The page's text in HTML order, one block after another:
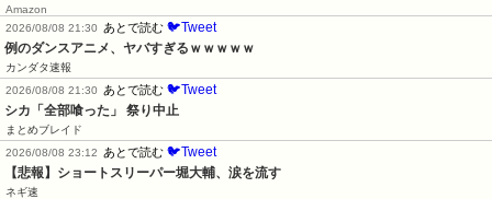
Amazon
2026/08/08 21:30
あとで読む 🐦Tweet
例のダンスアニメ、ヤバすぎるｗｗｗｗｗ
カンダタ速報
2026/08/08 21:30
あとで読む 🐦Tweet
シカ「全部喰った」 祭り中止
まとめブレイド
2026/08/08 23:12
あとで読む 🐦Tweet
【悲報】ショートスリーパー堀大輔、涙を流す
ネギ速